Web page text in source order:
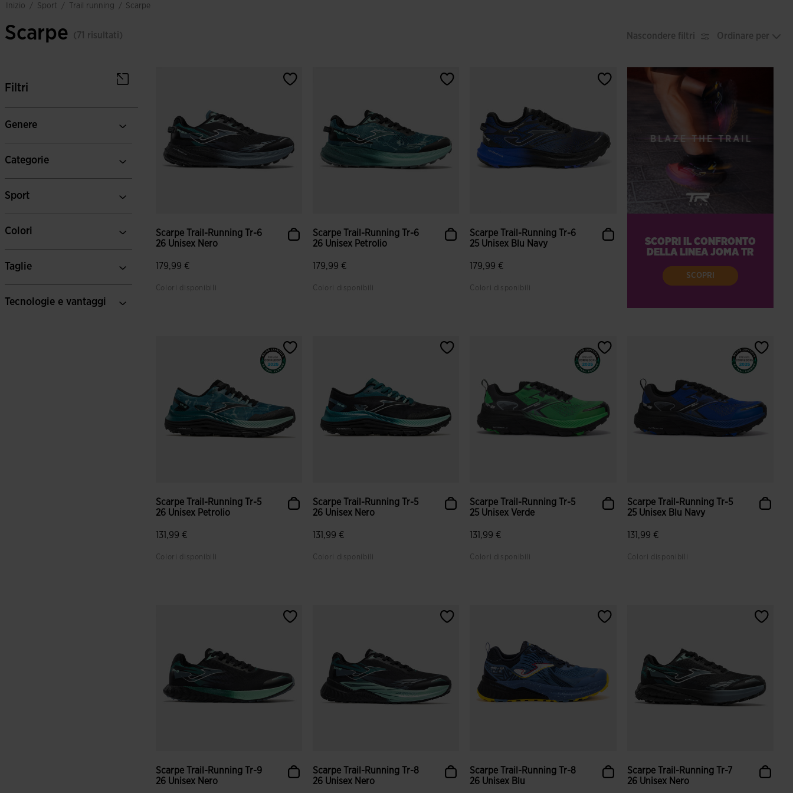
inizio / sport / trail running / scarpe
Scarpe (71 risultati) Nascondere filtri Ordinare per
Filtri
Genere
Categorie
Sport
Colori
Taglie
Tecnologie e vantaggi
Scarpe Trail-Running Tr-6
26 Unisex Nero
179,99 €
Colori disponibili
Scarpe Trail-Running Tr-6
26 Unisex Petrolio
179,99 €
Colori disponibili
Scarpe Trail-Running Tr-6
25 Unisex Blu Navy
179,99 €
Colori disponibili
SCOPRI IL CONFRONTO
DELLA LINEA JOMA TR
SCOPRI
Scarpe Trail-Running Tr-5
26 Unisex Petrolio
131,99 €
Colori disponibili
Scarpe Trail-Running Tr-5
26 Unisex Nero
131,99 €
Colori disponibili
Scarpe Trail-Running Tr-5
25 Unisex Verde
131,99 €
Colori disponibili
Scarpe Trail-Running Tr-5
25 Unisex Blu Navy
131,99 €
Colori disponibili
Scarpe Trail-Running Tr-9
26 Unisex Nero
Scarpe Trail-Running Tr-8
26 Unisex Nero
Scarpe Trail-Running Tr-8
26 Unisex Blu
Scarpe Trail-Running Tr-7
26 Unisex Nero